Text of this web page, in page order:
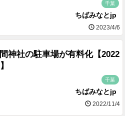
千葉
ちばみなとjp
2023/4/6
神社の駐車場が有料化【2022
千葉
ちばみなとjp
2022/11/4